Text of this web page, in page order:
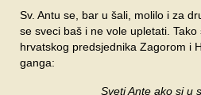
Sv. Antu se, bar u šali, molilo i za
se sveci baš i ne vole upletati.
hrvatskog predsjednika Zagorom i
ganga:
Sveti Ante ako